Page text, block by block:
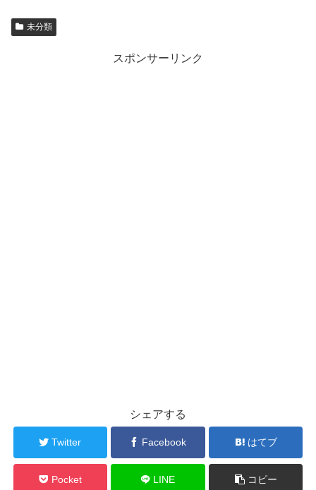
未分類
スポンサーリンク
シェアする
Twitter Facebook はてブ
Pocket LINE コピー